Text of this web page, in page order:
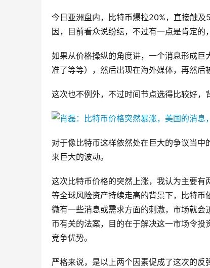
今日亚洲盘内，比特币爆拉20%，直接触
因，目前看众说纷纭，不过有一点是肯定的
如果从价格操纵的角度讲，一个消息形成
准了等等），然后出现在海外媒体，再然后
这次也不例外，不过时间节点选得比较好，
对于像比特币这样依然处在巨大的争议当
来巨大的波动。
这次比特币价格的突然上涨，我认为主要
等全球风险资产持续走高的背景下，比特
微有一些消息或需求方面的刺激，市场就
币有关的法案，目的在于解决这一市场令
竞争优势。
严格来说，是以上两个因素促成了这次的